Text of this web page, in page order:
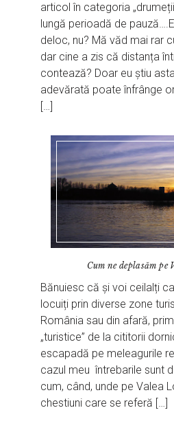
articol în categoria
lungă perioadă de
deloc, nu? Mă văd mai rar
dar cine a zis că distanța
contează? Doar eu știu
adevărată poate înfrânge
[…]
Cum ne deplasăm pe
Bănuiesc că și voi ceilalți
locuiți prin diverse zone
România sau din afară,
„turistice” de la cititorii
escapadă pe meleagurile
cazul meu întrebarile sunt
cum, când, unde pe Valea
chestiuni care se referă […]